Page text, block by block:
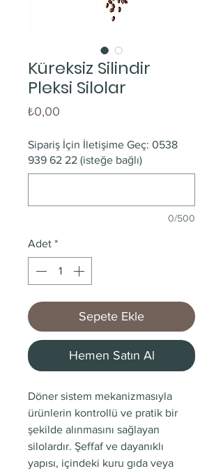
Küreksiz Silindir
Pleksi Silolar
₺0,00
Sipariş İçin İletişime Geç: 0538
939 62 22 (isteğe bağlı)
0/500
Adet *
Sepete Ekle
Hemen Satın Al
Döner sistem mekanizmasıyla
ürünlerin kontrollü ve pratik bir
şekilde alınmasını sağlayan
silolardır. Şeffaf ve dayanıklı
yapısı, içindeki kuru gıda veya